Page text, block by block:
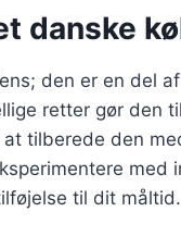
danske
den er en del
retter gør den
tilberede den
med
til dit måltid.